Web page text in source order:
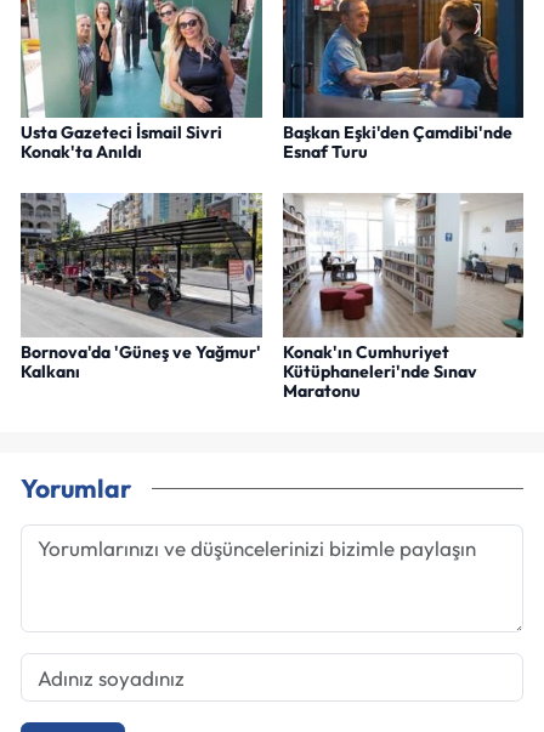
Usta Gazeteci İsmail Sivri
Konak'ta Anıldı
Başkan Eşki'den Çamdibi'nde
Esnaf Turu
Bornova'da 'Güneş ve Yağmur'
Kalkanı
Konak'ın Cumhuriyet
Kütüphaneleri'nde Sınav
Maratonu
Yorumlar